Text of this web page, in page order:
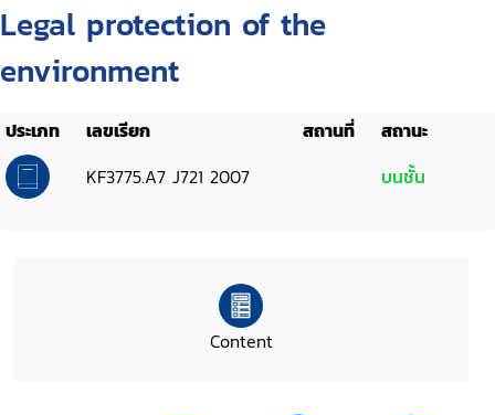
Legal protection of the
environment
ประเภท เลขเรียก สถานที่
สถานะ
KF3775.A7 J721 2007
บนชั้น
Content